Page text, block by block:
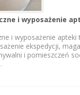
i wyposażenie
i wyposażenie apteki
ekspedycji,
i pomieszczeń